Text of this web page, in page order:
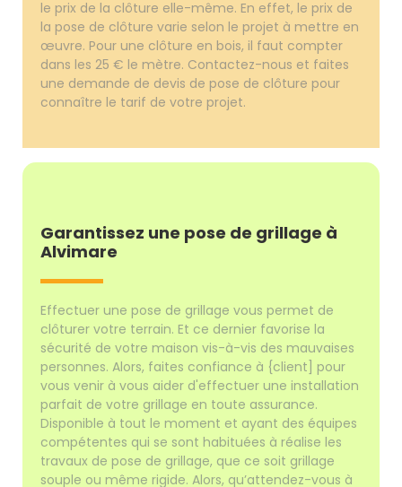
le prix de la clôture elle-même. En effet, le prix de
la pose de clôture varie selon le projet à mettre en
œuvre. Pour une clôture en bois, il faut compter
dans les 25 € le mètre. Contactez-nous et faites
une demande de devis de pose de clôture pour
connaître le tarif de votre projet.
Garantissez une pose de grillage à
Alvimare
Effectuer une pose de grillage vous permet de
clôturer votre terrain. Et ce dernier favorise la
sécurité de votre maison vis-à-vis des mauvaises
personnes. Alors, faites confiance à {client] pour
vous venir à vous aider d'effectuer une installation
parfait de votre grillage en toute assurance.
Disponible à tout le moment et ayant des équipes
compétentes qui se sont habituées à réalise les
travaux de pose de grillage, que ce soit grillage
souple ou même rigide. Alors, qu’attendez-vous à